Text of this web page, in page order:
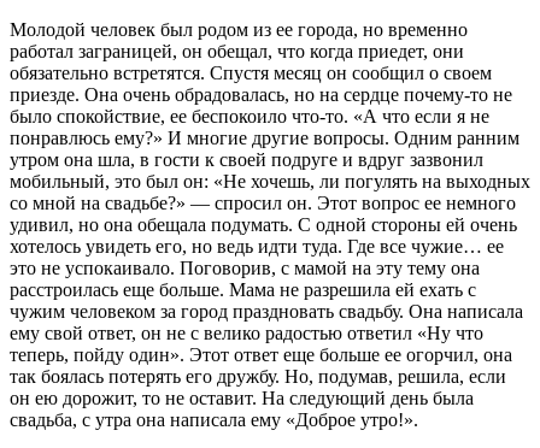
Молодой человек был родом из ее города, но временно
работал заграницей, он обещал, что когда приедет, они
обязательно встретятся. Спустя месяц он сообщил о своем
приезде. Она очень обрадовалась, но на сердце почему-то не
было спокойствие, ее беспокоило что-то. «А что если я не
понравлюсь ему?» И многие другие вопросы. Одним ранним
утром она шла, в гости к своей подруге и вдруг зазвонил
мобильный, это был он: «Не хочешь, ли погулять на выходных
со мной на свадьбе?» — спросил он. Этот вопрос ее немного
удивил, но она обещала подумать. С одной стороны ей очень
хотелось увидеть его, но ведь идти туда. Где все чужие… ее
это не успокаивало. Поговорив, с мамой на эту тему она
расстроилась еще больше. Мама не разрешила ей ехать с
чужим человеком за город праздновать свадьбу. Она написала
ему свой ответ, он не с велико радостью ответил «Ну что
теперь, пойду один». Этот ответ еще больше ее огорчил, она
так боялась потерять его дружбу. Но, подумав, решила, если
он ею дорожит, то не оставит. На следующий день была
свадьба, с утра она написала ему «Доброе утро!».